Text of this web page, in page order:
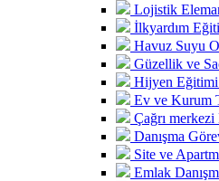
Lojistik
İlkyardım
Havuz Suyu
Güzellik ve
Hijyen
Ev ve Kurum
Çağrı
Danışma
Site ve
Emlak